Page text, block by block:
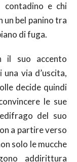
e chi
un bel panino tra
di fuga.
il suo accento
via d’uscita,
decide quindi
le sue
del suo
a partire verso
solo le mucche
addirittura